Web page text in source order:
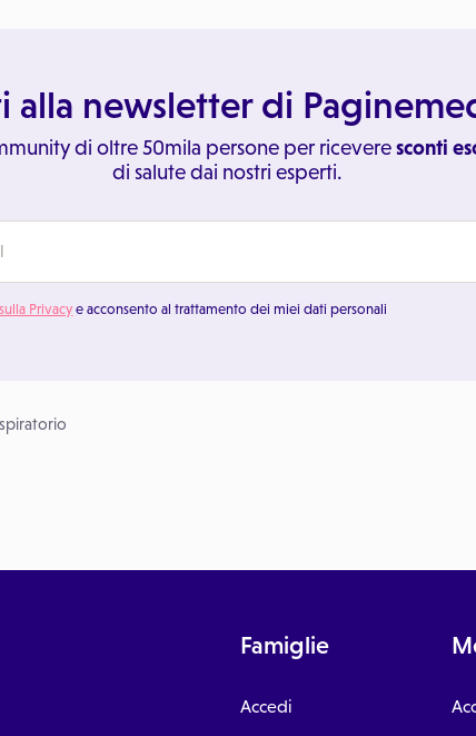
alla newsletter di
di oltre 50mila persone per riceveresconti
di salute dai nostri esperti.
Privacye acconsento al trattamento dei miei dati personali
Famiglie
Accedi